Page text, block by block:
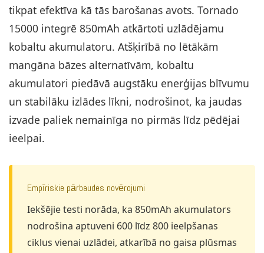
tikpat efektīva kā tās barošanas avots. Tornado
15000 integrē 850mAh atkārtoti uzlādējamu
kobaltu akumulatoru. Atšķirībā no lētākām
mangāna bāzes alternatīvām, kobaltu
akumulatori piedāvā augstāku enerģijas blīvumu
un stabilāku izlādes līkni, nodrošinot, ka jaudas
izvade paliek nemainīga no pirmās līdz pēdējai
ieelpai.
Empīriskie pārbaudes novērojumi
Iekšējie testi norāda, ka 850mAh akumulators
nodrošina aptuveni 600 līdz 800 ieelpšanas
ciklus vienai uzlādei, atkarībā no gaisa plūsmas